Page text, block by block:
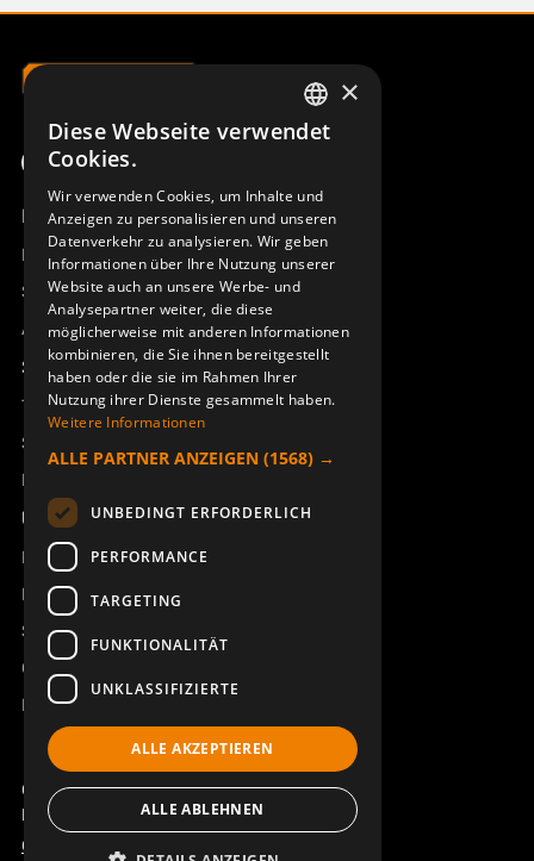
ANSCHLUSSKABEL 6-P B/V
951743-006
ANSCHLUSSKABEL M ERA 6-
P B/V100J
951756-006
DREHKNOPF OKW 929198-000
JOYSTICK TASTE 30° J/M
ERA100J
950451-000
DREHSCHALTER SW 151003
821617-000
Produktübersicht
Remotus
Sesam
Access_Ctrl
Support
Technischer Support
Service buchen
Handbücher und Videoanleitungen
Über Åkerströms
Kontakt
Neuigkeiten
Sicherheit und Richtlinien
Geschäftsbedingungen
REACH
Copyright ©2026 Åkerströms. All rights reserved.
Björbovägen 143, 786 97 Björbo.
Code of Conduct
SWEDISH
DEUTSCH
×
Diese Webseite verwendet
Cookies.
Wir verwenden Cookies, um Inhalte und
Anzeigen zu personalisieren und unseren
Datenverkehr zu analysieren. Wir geben
Informationen über Ihre Nutzung unserer
Website auch an unsere Werbe- und
Analysepartner weiter, die diese
möglicherweise mit anderen Informationen
kombinieren, die Sie ihnen bereitgestellt
haben oder die sie im Rahmen Ihrer
Nutzung ihrer Dienste gesammelt haben.
Weitere Informationen
ALLE PARTNER ANZEIGEN (1568) →
UNBEDINGT ERFORDERLICH
PERFORMANCE
TARGETING
FUNKTIONALITÄT
UNKLASSIFIZIERTE
ALLE AKZEPTIEREN
ALLE ABLEHNEN